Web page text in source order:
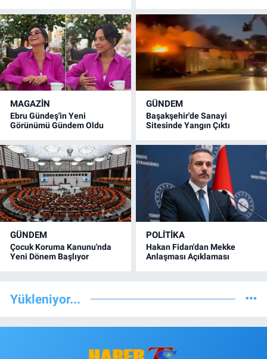
MAGAZİN
Ebru Gündeş'in Yeni
Görünümü Gündem Oldu
GÜNDEM
Başakşehir'de Sanayi
Sitesinde Yangın Çıktı
GÜNDEM
Çocuk Koruma Kanunu'nda
Yeni Dönem Başlıyor
POLİTİKA
Hakan Fidan'dan Mekke
Anlaşması Açıklaması
Yükleniyor...